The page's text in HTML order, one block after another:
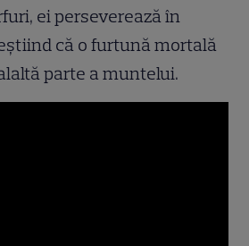
ei perseverează în
că o furtună mortală
parte a muntelui.